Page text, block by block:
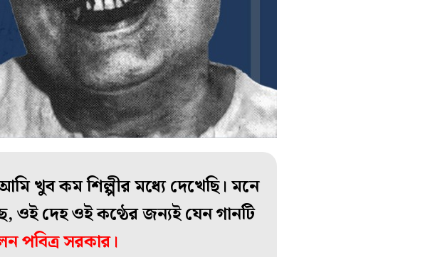
খুব কম শিল্পীর মধ্যে দেখেছি। মনে
ওই দেহ ওই কণ্ঠের জন্যই যেন গানটি
পবিত্র সরকার।